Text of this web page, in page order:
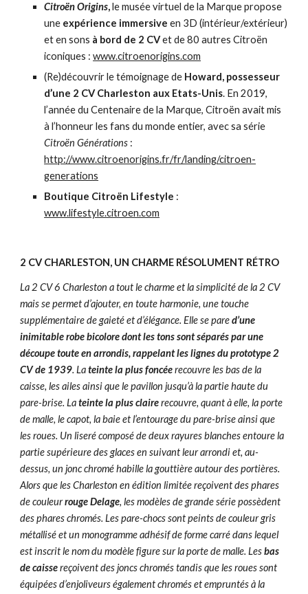
Citroën Origins,le musée virtuel de la Marque propose
une expérience immersiveen 3D (intérieur/extérieur)
et en sons à bord de 2 CVet de 80 autres Citroën
iconiques :www.citroenorigins.com
(Re)découvrir le témoignage de Howard, possesseur
d’une 2 CV Charleston aux Etats-Unis. En 2019,
l’année du Centenaire de la Marque, Citroën avait mis
à l’honneur les fans du monde entier, avec sa série
Citroën Générations :
http://www.citroenorigins.fr/fr/landing/citroen-
generations
Boutique Citroën Lifestyle :
www.lifestyle.citroen.com
2 CV CHARLESTON, UN CHARME RÉSOLUMENT RÉTRO
La 2 CV 6 Charleston a tout le charme et la simplicité de la 2 CV
mais se permet d’ajouter, en toute harmonie, une touche
supplémentaire de gaieté et d’élégance. Elle se pared’une
inimitable robe bicolore dont les tons sont séparés par une
découpe toute en arrondis, rappelant les lignes du prototype 2
CV de 1939. Lateinte la plus foncéerecouvre les bas de la
caisse, les ailes ainsi que le pavillon jusqu’à la partie haute du
pare-brise. Lateinte la plus clairerecouvre, quant à elle, la porte
de malle, le capot, la baie et l’entourage du pare-brise ainsi que
les roues. Un liseré composé de deux rayures blanches entoure la
partie supérieure des glaces en suivant leur arrondi et, au-
dessus, un jonc chromé habille la gouttière autour des portières.
Alors que les Charleston en édition limitée reçoivent des phares
de couleurrouge Delage, les modèles de grande série possèdent
des phares chromés. Les pare-chocs sont peints de couleur gris
métallisé et un monogramme adhésif de forme carré dans lequel
est inscrit le nom du modèle figure sur la porte de malle. Lesbas
de caissereçoivent des joncs chromés tandis que les roues sont
équipées d’enjoliveurs également chromés et empruntés à la